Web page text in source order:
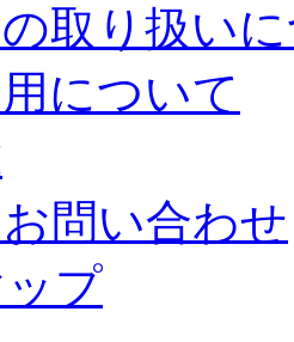
取り扱い
について
問い合わせ
プ